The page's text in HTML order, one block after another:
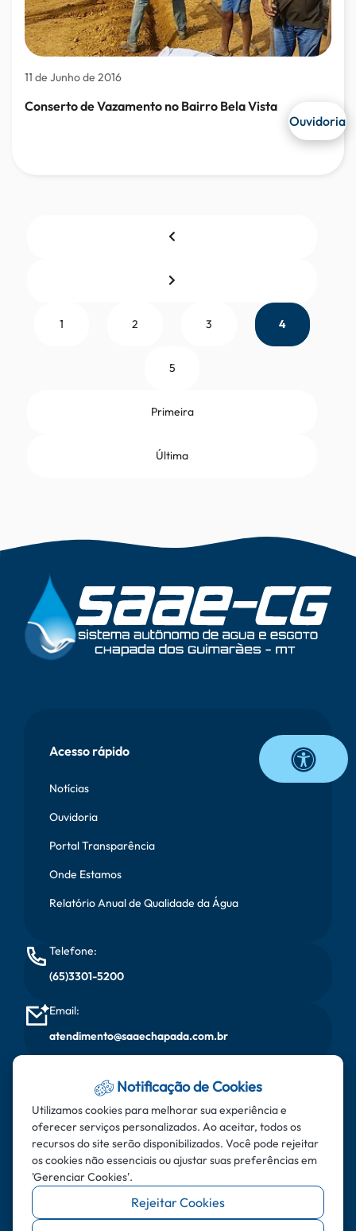
11 de Junho de 2016
Conserto de Vazamento no Bairro Bela Vista
Primeira
1 2 3 4
5
Última
Onda
Rodapé
Acesso rápido
Notícias
Ouvidoria
Portal Transparência
Onde Estamos
Relatório Anual de Qualidade da Água
Telefone:
(65)3301-5200
Email:
atendimento@saaechapada.com.br
Segunda à sexta, das 08:00 horas às 17:00 horas
Endereço:
Rua do Aricás - Bairro: Santa Cruz - CEP: 78.195-000 -
Chapada dos Guimarães - MT
Ouvidoria
Notificação de Cookies
Utilizamos cookies para melhorar sua experiência e
oferecer serviços personalizados. Ao aceitar, todos os
recursos do site serão disponibilizados. Você pode rejeitar
os cookies não essenciais ou ajustar suas preferências em
'Gerenciar Cookies'.
Rejeitar Cookies